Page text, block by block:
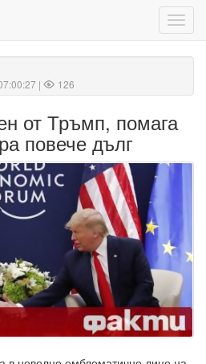
| 126
от Тръмп, помага
повече дълг